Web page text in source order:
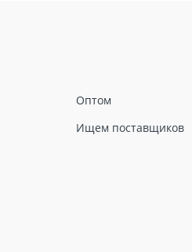
Оптом
Ищем поставщиков